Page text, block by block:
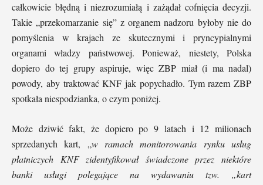
całkowicie błędną i niezrozumiałą i zażądał cofnięcia decyzji.
Takie „przekomarzanie się” z organem nadzoru byłoby nie do
pomyślenia w krajach ze skutecznymi i pryncypialnymi
organami władzy państwowej. Ponieważ, niestety, Polska
dopiero do tej grupy aspiruje, więc ZBP miał (i ma nadal)
powody, aby traktować KNF jak popychadło. Tym razem ZBP
spotkała niespodzianka, o czym poniżej.
Może dziwić fakt, że dopiero po 9 latach i 12 milionach
sprzedanych kart, „w ramach monitorowania rynku usług
płatniczych KNF zidentyfikował świadczone przez niektóre
banki usługi polegające na wydawaniu tzw. „kart